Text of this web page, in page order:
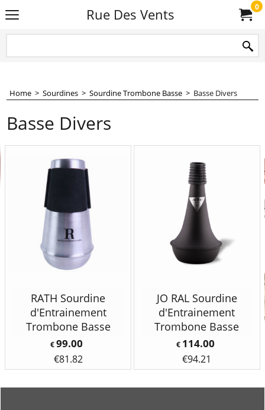
Rue Des Vents 0
Home > Sourdines > Sourdine Trombone Basse > Basse Divers
Basse Divers
RATH Sourdine
d'Entrainement
Trombone Basse
€99.00
€81.82
JO RAL Sourdine
d'Entrainement
Trombone Basse
€ 114.00
€94.21